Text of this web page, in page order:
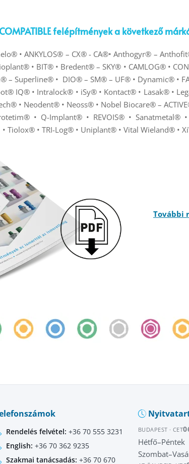
felépítmények a következő
®• ANKYLOS® – CX®- CA®• Anthogyr® –
• BIT® • Bredent® – SKY® • CAMLOG® •
– Superline® • DIO® – SM® – UF® • Dynamic® •
®IQ® • Intralock® • iSy® • Kontact® • Lasak®•
® • Neodent® • Neoss® • Nobel Biocare® –
® • Q-Implant® • REVOIS® • Sanatmetal®
Tiolox® • TRI-Log® • Uniplant® • Vital Wieland® •
További
Rendelés felvétel: +36 70 555 3231
English: +36 70 362 9235
Szakmai tanácsadás: +36 70 670
BUDAPEST · CET
Hétfő–Péntek